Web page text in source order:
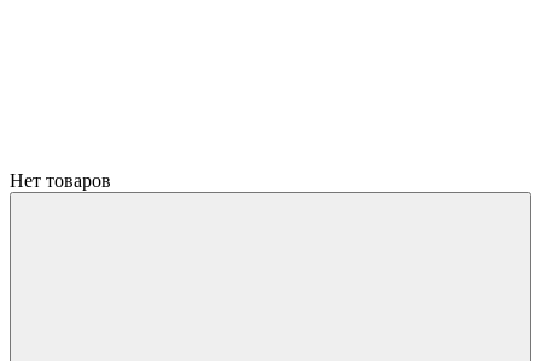
Нет товаров